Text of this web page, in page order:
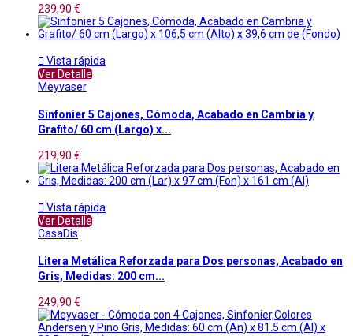
239,90 €
 Vista rápida
Ver Detalle
Meyvaser
Sinfonier 5 Cajones, Cómoda, Acabado en Cambria y
Grafito/ 60 cm (Largo) x...
219,90 €
 Vista rápida
Ver Detalle
CasaDis
Litera Metálica Reforzada para Dos personas, Acabado en
Gris, Medidas: 200 cm...
249,90 €